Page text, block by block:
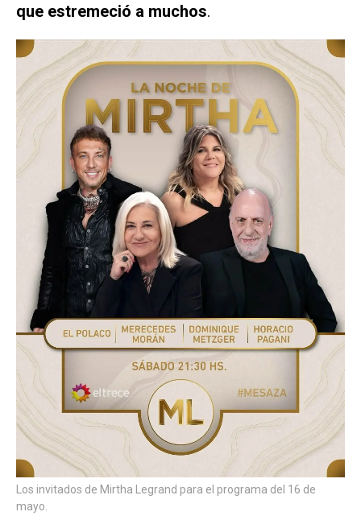
que estremeció a muchos.
Los invitados de Mirtha Legrand para el programa del 16 de
mayo.